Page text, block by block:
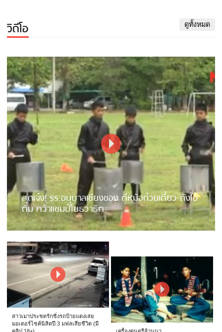
วิดีโอ ดูทั้งหมด
สุดเจ๋ง! รร.อนุบาลเชียงของ ตีหม้อก๋วยเตี๋ยว-ถังไอ
ติม คว้าแชมป์โยธวาธิต
สาวเมาประชดรักซิ่งรถป้ายแดงเสย
มอเตอร์ไซค์นิสิตปี 3 มฟลเสียชีวิต (มี